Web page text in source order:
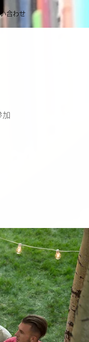
い合わせ
加